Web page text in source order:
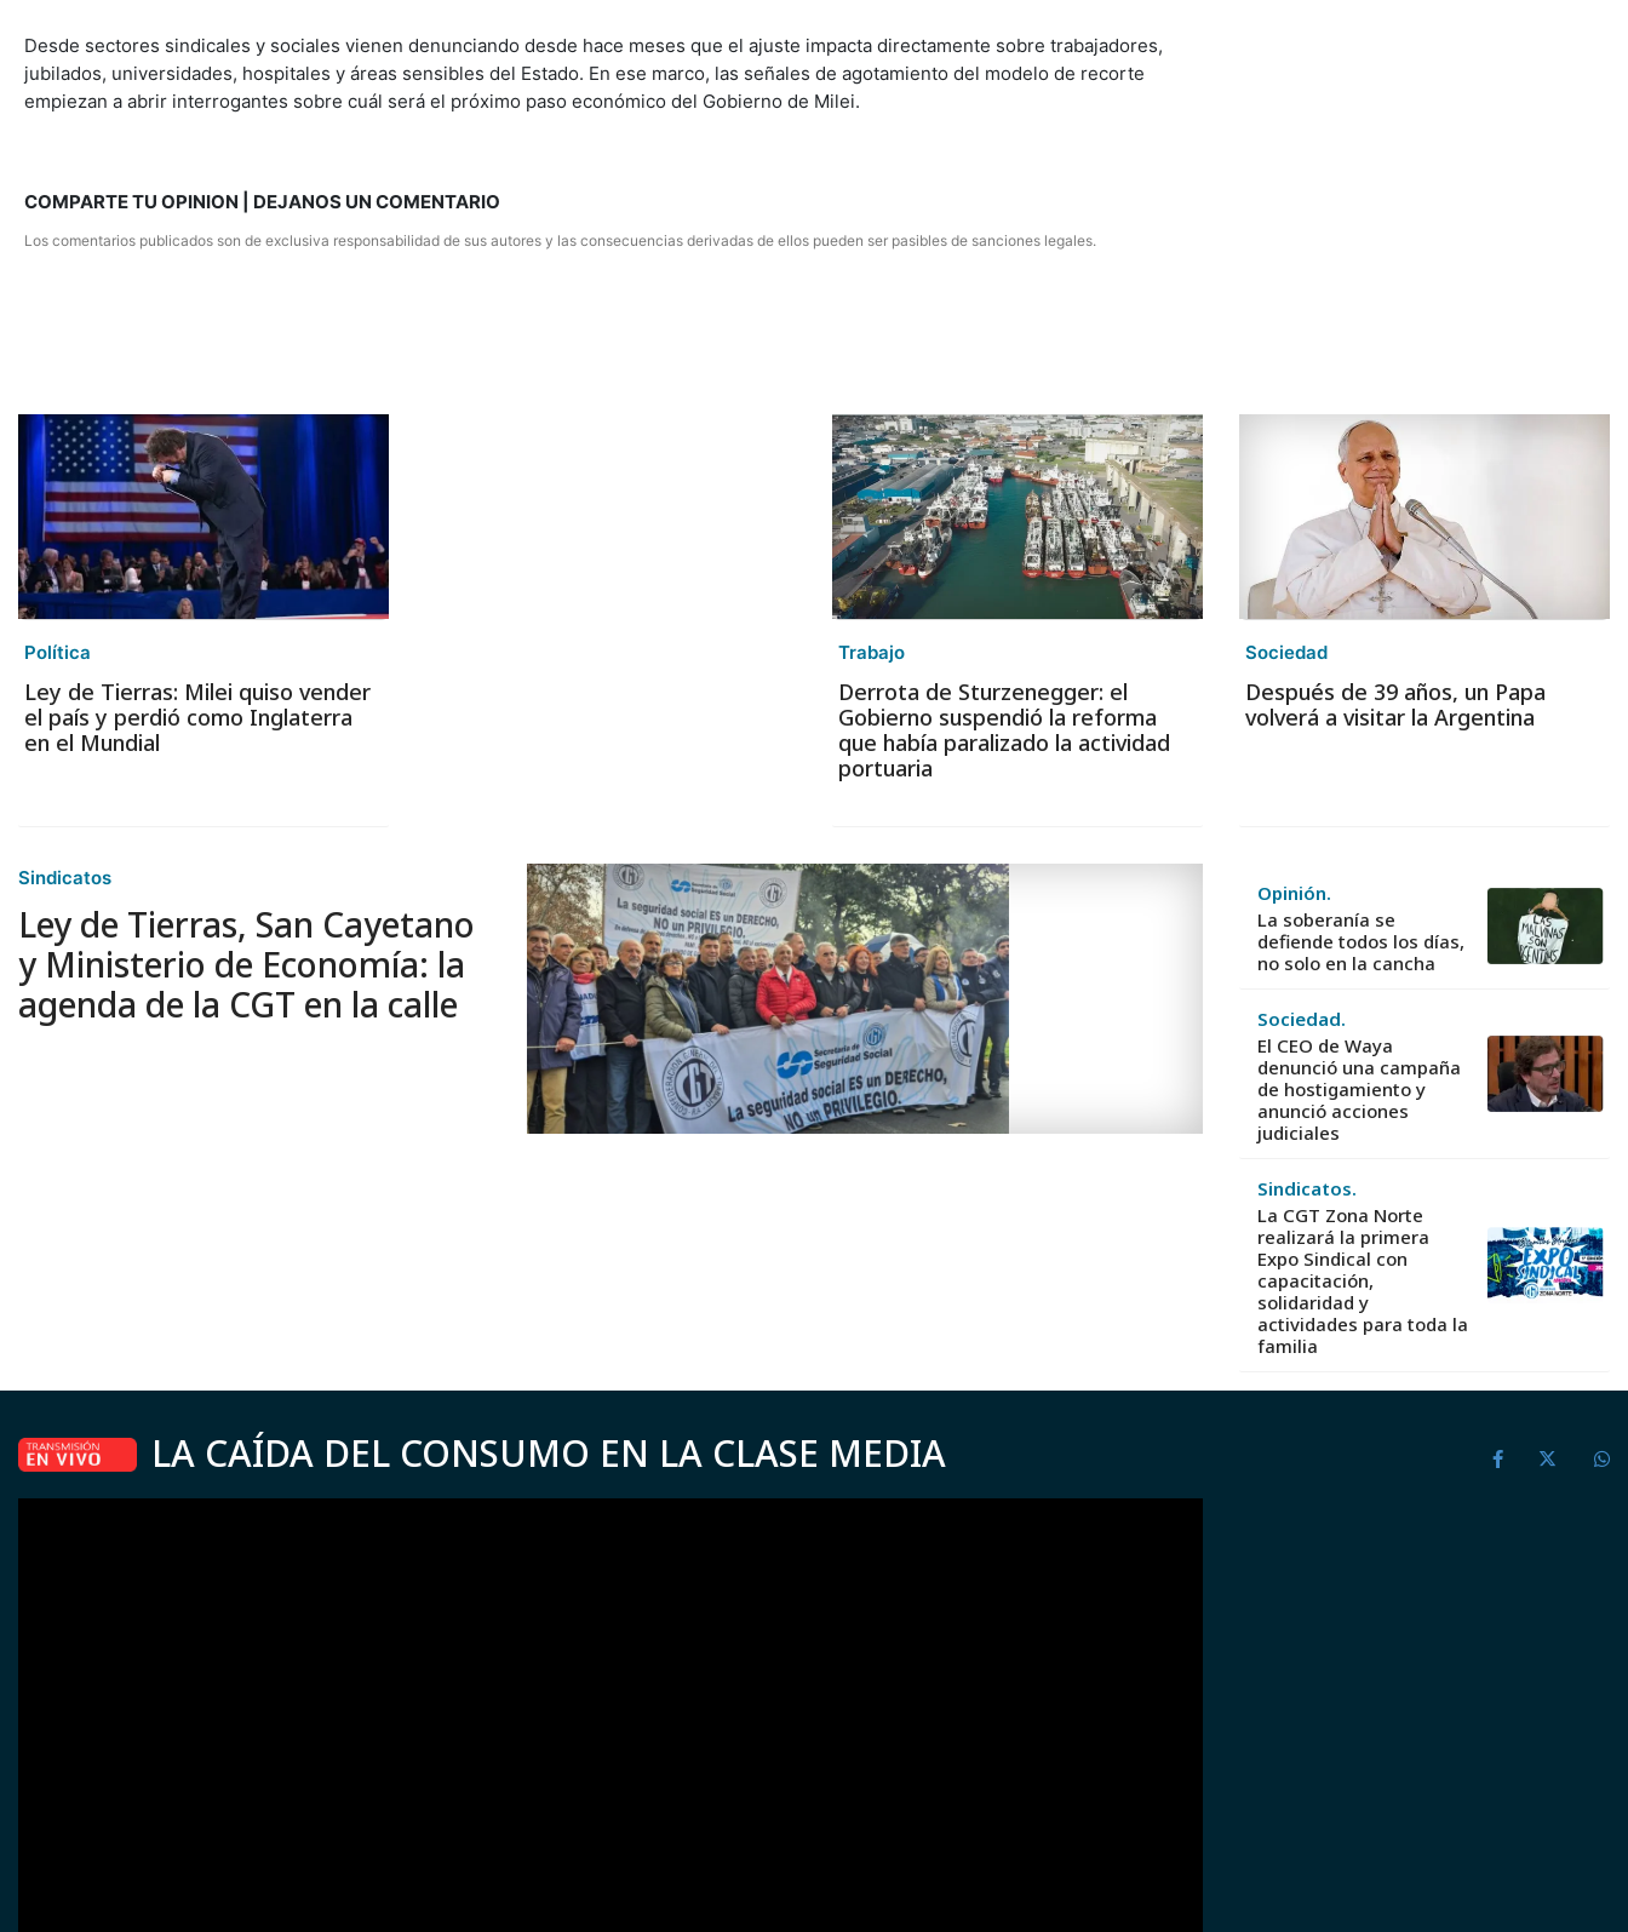
Desde sectores sindicales y sociales vienen denunciando desde hace meses que el ajuste impacta directamente sobre trabajadores,
jubilados, universidades, hospitales y áreas sensibles del Estado. En ese marco, las señales de agotamiento del modelo de recorte
empiezan a abrir interrogantes sobre cuál será el próximo paso económico del Gobierno de Milei.
COMPARTE TU OPINION | DEJANOS UN COMENTARIO
Los comentarios publicados son de exclusiva responsabilidad de sus autores y las consecuencias derivadas de ellos pueden ser pasibles de sanciones legales.
Política
Ley de Tierras: Milei quiso vender
el país y perdió como Inglaterra
en el Mundial
Trabajo
Derrota de Sturzenegger: el
Gobierno suspendió la reforma
que había paralizado la actividad
portuaria
Sociedad
Después de 39 años, un Papa
volverá a visitar la Argentina
Sindicatos
Ley de Tierras, San Cayetano
y Ministerio de Economía: la
agenda de la CGT en la calle
Opinión.
La soberanía se
defiende todos los días,
no solo en la cancha
Sociedad.
El CEO de Waya
denunció una campaña
de hostigamiento y
anunció acciones
judiciales
Sindicatos.
La CGT Zona Norte
realizará la primera
Expo Sindical con
capacitación,
solidaridad y
actividades para toda la
familia
LA CAÍDA DEL CONSUMO EN LA CLASE MEDIA